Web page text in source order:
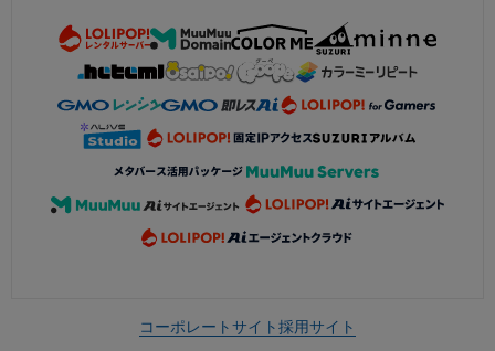
コーポレートサイト採用サイト